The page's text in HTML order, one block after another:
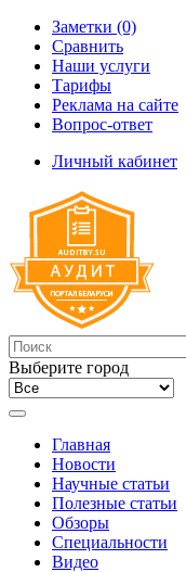
Заметки (0)
Сравнить
Наши услуги
Тарифы
Реклама на сайте
Вопрос-ответ
Личный кабинет
Выберите город
Главная
Новости
Научные статьи
Полезные статьи
Обзоры
Специальности
Видео